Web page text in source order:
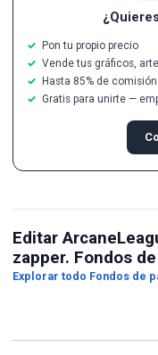
Pon tu propio precio
Vende tus gráficos,
Hasta 85% de comisión
Gratis para unirte —
Editar
zapper. Fondos
Explorar todo Fondos de
Recortador de
aspecto